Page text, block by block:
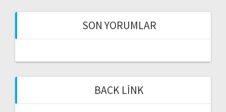
SON YORUMLAR
BACK LINK